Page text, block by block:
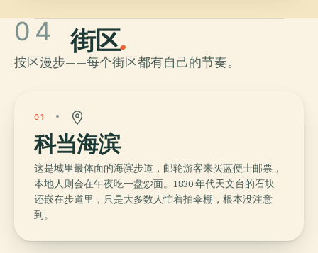
04 街区.
按区漫步——每个街区都有自己的节奏。
01
科当海滨
这是城里最体面的海滨步道，邮轮游客来买蓝便士邮票，
本地人则会在午夜吃一盘炒面。1830 年代天文台的石块
还嵌在步道里，只是大多数人忙着拍伞棚，根本没注意
到。